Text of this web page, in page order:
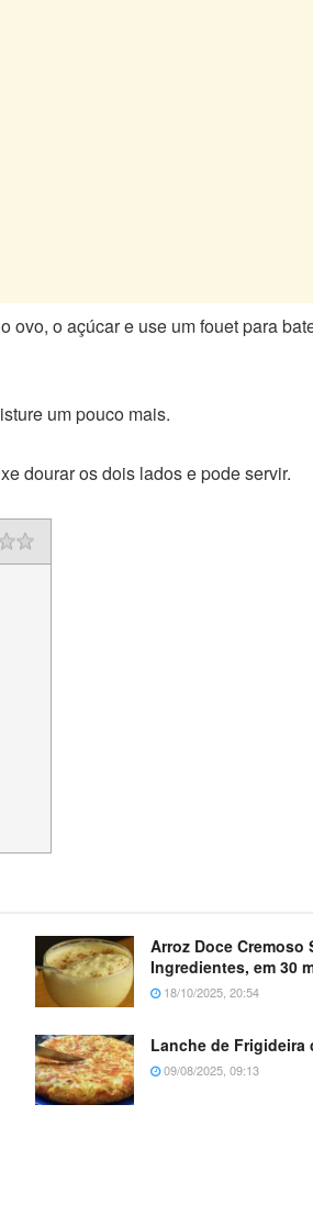
o açúcar e use um fouet para
um pouco mais.
dourar os dois lados e pode servir.
Arroz Doce Cremoso
Ingredientes, em 30
18/10/2025, 20:54
Lanche de Frigideira
09/08/2025, 09:13